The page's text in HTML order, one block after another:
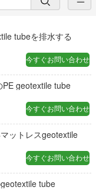
tubeを排水する
今すぐお問い合わせ
PE geotextile tube
今すぐお問い合わせ
ットレスgeotextile
今すぐお問い合わせ
tube